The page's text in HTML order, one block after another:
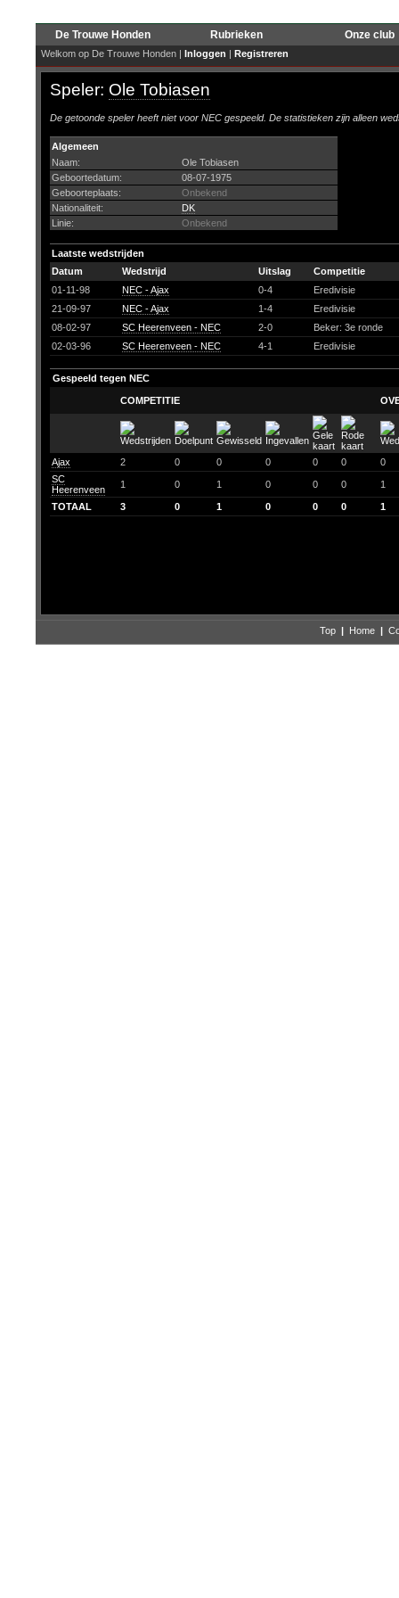
De Trouwe Honden Rubrieken Onze club
Welkom op De Trouwe Honden | Inloggen | Registreren
Speler: Ole Tobiasen
De getoonde speler heeft niet voor NEC gespeeld. De statistieken zijn alleen
Algemeen
Naam:
Ole Tobiasen
Geboortedatum:
08-07-1975
Geboorteplaats:
Onbekend
Nationaliteit:
DK
Linie:
Onbekend
Laatste wedstrijden
Datum
Wedstrijd Uitslag
Competitie
01-11-98
NEC - Ajax 0-4
Eredivisie
21-09-97
NEC - Ajax 1-4
Eredivisie
08-02-97
SC Heerenveen - NEC 2-0
Beker: 3e ronde
02-03-96
SC Heerenveen - NEC 4-1 Eredivisie
Gespeeld tegen NEC
COMPETITIE
Ajax 2 0 0 0 0 0
0
SC
Heerenveen
1 0 1 0 0 0 1
TOTAAL 3 0 1 0 0 0 1
Top | Home |